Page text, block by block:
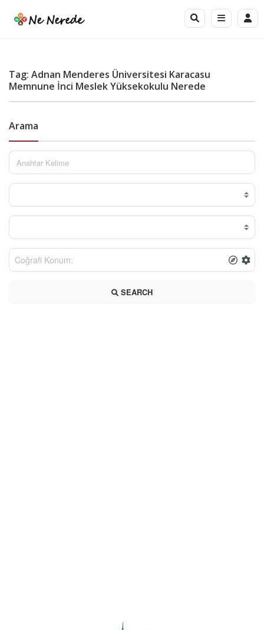
Tag: Adnan Menderes Üniversitesi Karacasu
Memnune İnci Meslek Yüksekokulu Nerede
Arama
SEARCH